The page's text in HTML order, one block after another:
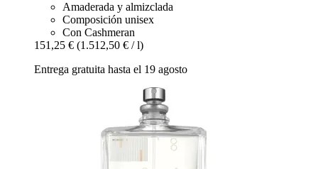
Amaderada y almizclada
Composición unisex
Con Cashmeran
151,25 € (1.512,50 € / l)
Entrega gratuita hasta el 19 agosto